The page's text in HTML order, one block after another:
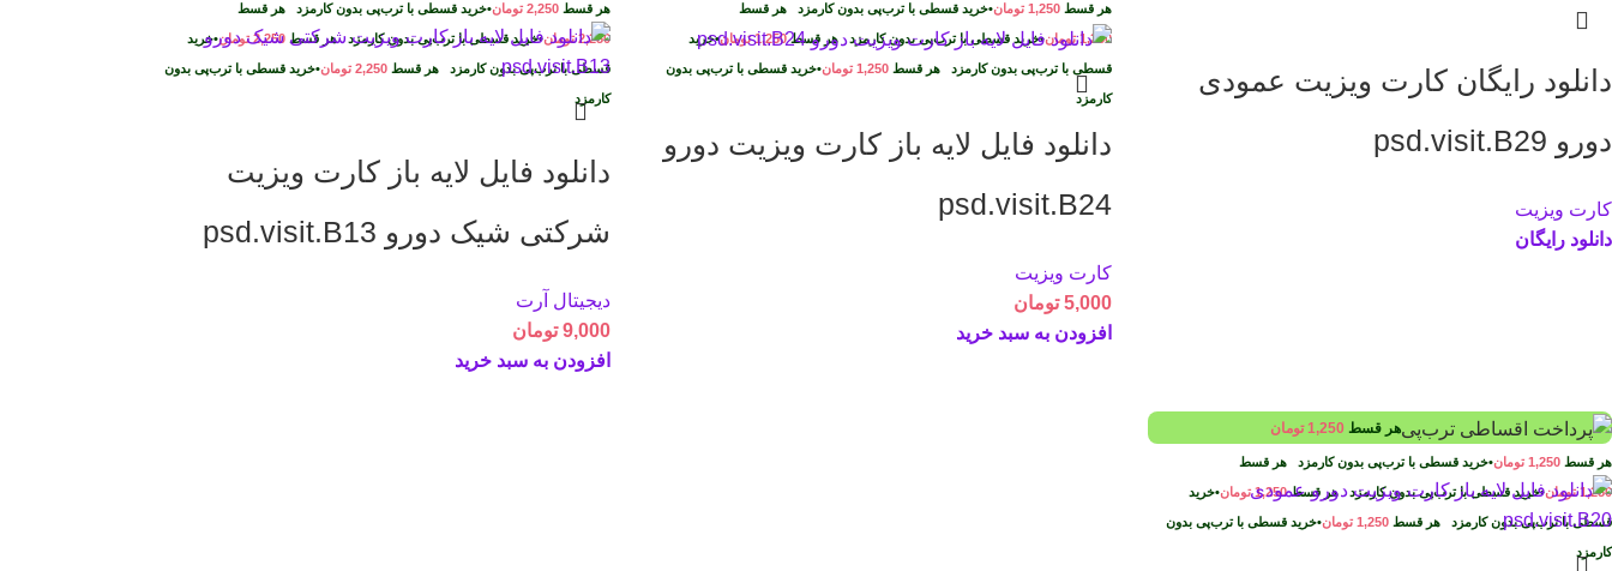
دانلود رایگان کارت ویزیت عمودی
دورو psd.visit.B29
کارت ویزیت
دانلود رایگان
هر قسط1,250 تومان•خرید قسطی با ترب‌پی بدون کارمزدهر قسط
1,250 تومان•خرید قسطی با ترب‌پی بدون کارمزدهر قسط1,250 تومان•خرید
قسطی با ترب‌پی بدون کارمزدهر قسط1,250 تومان•خرید قسطی با ترب‌پی بدون
کارمزد
دانلود فایل لايه باز کارت ويزيت دورو
psd.visit.B24
کارت ویزیت
5,000 تومان
افزودن به سبد خرید
هر قسط 2,250 تومان•خرید قسطی با ترب‌پی بدون کارمزد هر قسط
2,250 تومان•خرید قسطی با ترب‌پی بدون کارمزدهر قسط 2,250 تومان•خرید
قسطی با ترب‌پی بدون کارمزد هر قسط 2,250 تومان•خرید قسطی با ترب‌پی بدون
کارمزد
دانلود فایل لايه باز کارت ويزيت
شرکتی شیک دورو psd.visit.B13
دیجیتال آرت
9,000 تومان
افزودن به سبد خرید
هر قسط 1,250 تومان
هر قسط 1,250 تومان•خرید قسطی با ترب‌پی بدون کارمزد هر قسط
1,250 تومان•خرید قسطی با ترب‌پی بدون کارمزدهر قسط1,250 تومان•خرید
قسطی با ترب‌پی بدون کارمزد هر قسط 1,250 تومان•خرید قسطی با ترب‌پی بدون
کارمزد